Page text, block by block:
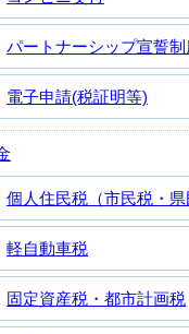
パートナーシップ宣誓制
電子申請(税証明等)
個人住民税（市民税・県
軽自動車税
固定資産税・都市計画税